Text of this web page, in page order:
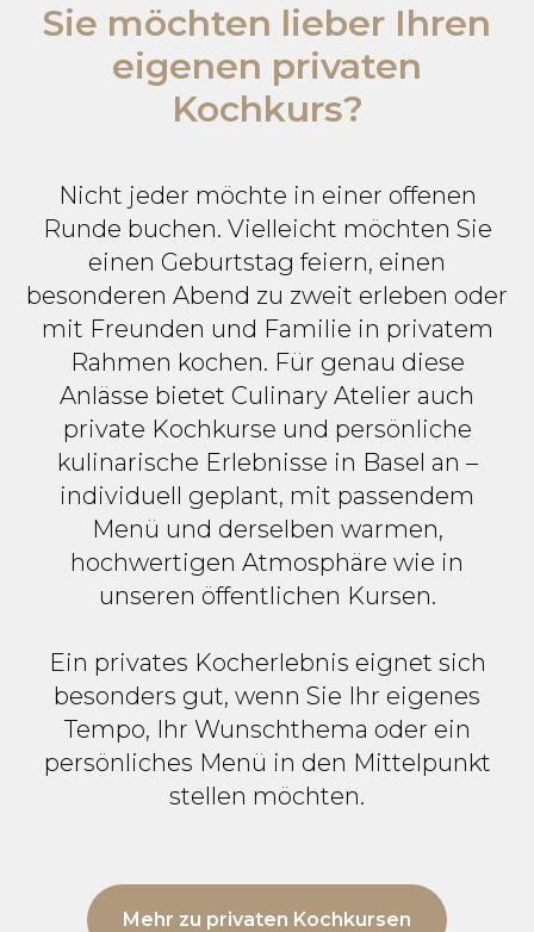
Sie möchten lieber Ihren
eigenen privaten
Kochkurs?
Nicht jeder möchte in einer offenen
Runde buchen. Vielleicht möchten Sie
einen Geburtstag feiern, einen
besonderen Abend zu zweit erleben oder
mit Freunden und Familie in privatem
Rahmen kochen. Für genau diese
Anlässe bietet Culinary Atelier auch
private Kochkurse und persönliche
kulinarische Erlebnisse in Basel an –
individuell geplant, mit passendem
Menü und derselben warmen,
hochwertigen Atmosphäre wie in
unseren öffentlichen Kursen.
Ein privates Kocherlebnis eignet sich
besonders gut, wenn Sie Ihr eigenes
Tempo, Ihr Wunschthema oder ein
persönliches Menü in den Mittelpunkt
stellen möchten.
Mehr zu privaten Kochkursen